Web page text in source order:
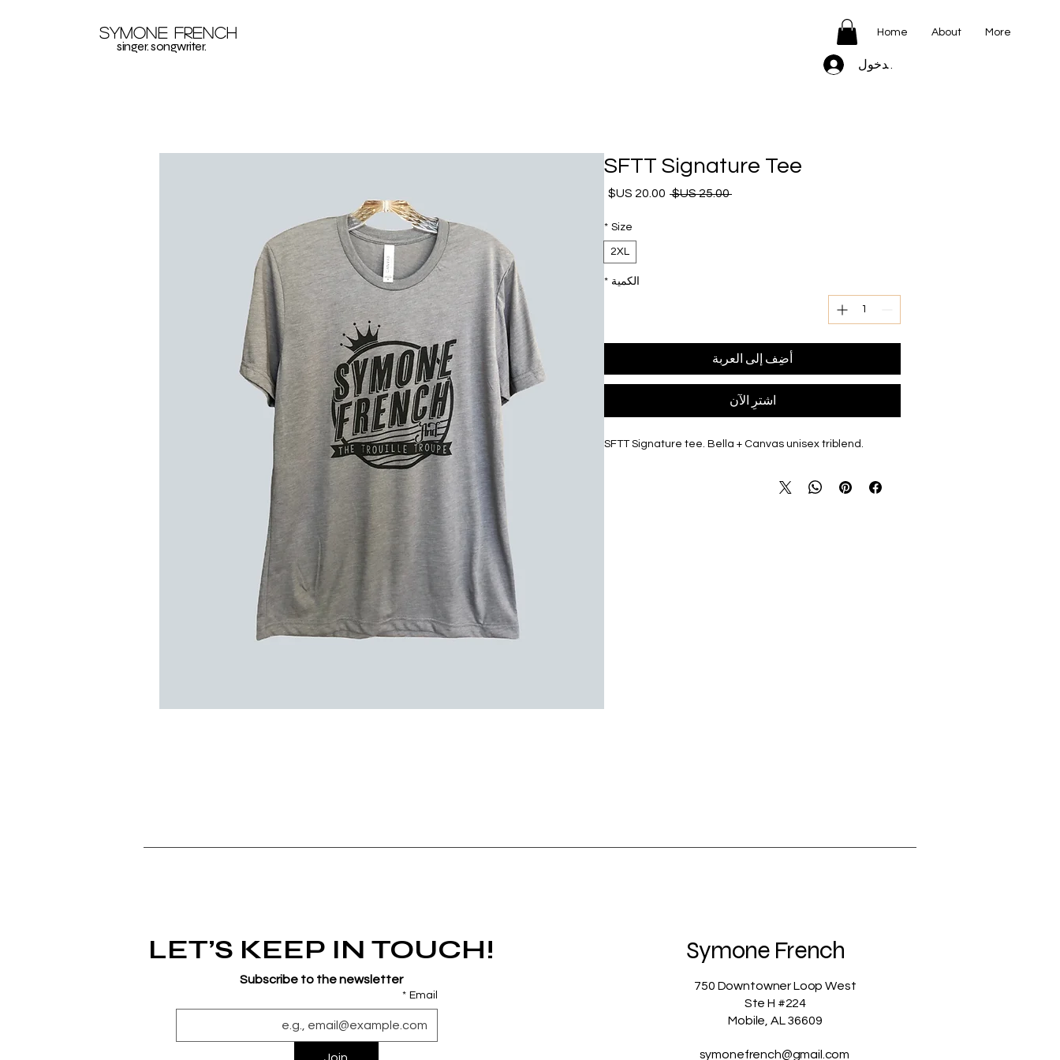
Symone French
singer. songwriter.
Home About More
تسجيل الدخول
SFTT Signature Tee
‏25.00 US$ سعر عادي سعر البيع
Size
*
2XL
الكمية *
أضِف إلى العربة
اشترِ الآن
SFTT Signature tee. Bella + Canvas unisex triblend.
LET’S KEEP IN TOUCH!
Subscribe to the newsletter
Email
*
Symone French
750 Downtowner Loop West
Ste H #224
Mobile, AL 36609
symonefrench@gmail.com